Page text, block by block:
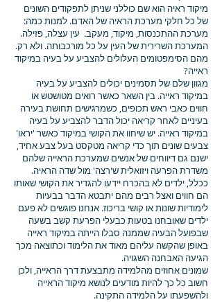
מיקוד ראיה הוא שם כוללני שניתן לתפקודים השונים
של כל חלקי מערכת הראיה של האדם. למנות כמה:
מערכת ההתכנסות, מיקוד, מעקב. עין עצלה, פזילה.
המערכת השרירית של העין על כל מורכבותה. ולא רק.
מהם הסימפטומים העלולים להצביע על בעיה במיקוד
ראייה?
מגוון שלם של תסמינים יכולים להצביע על בעיה
במיקוד ראייה. בין השאר כאשר רואים מטושטש או
חווים כאבי ראש תכופים, כשמרגישים תחושת בעירה
בעיניים לאחר קריאה יכול הדבר להצביע על בעיה
במיקוד ראייה. יש שיחוו את הקושי במיקוד כאשר 'יראו'
צבעים שונים תוך כדי קריאה מטקסט בעל צבע אחיד,
ישנם גם דיווחים של אנשים שמערכת הראייה שלהם
משדרת הפרעה ויזואלית ש'רצה' מול שדה הראיה.
ככלל, ילדים לא בהכרח יידעו להגדיר את הקושי שאותו
הם חווים ואצל רבים מהם יתבטא הדבר בבעיות
לימודיות שונות או קושי בריכוז. אנחנו פוגשים לא פעם
ילדים שאובחנו בטעות כבעלי הפרעת קשב בשעה
שבפועל הבעיה שממנה סבלו הייתה במיקוד ראייה
באופן שהקשה עליהם מאוד את הלימוד וכתוצאה מכך
הגיעה האבחנה השגויה.
שמונים אחוזים מהלמידה מתבצעת דרך הראייה, ולכן
חשוב כל כך להיות מודעים לנושא מיקוד הראייה
ולהשפעתו על הלמידה התקינה.